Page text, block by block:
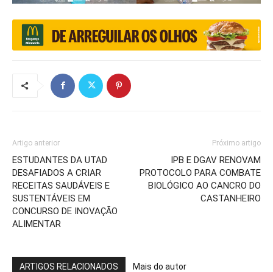
Artigo anterior
ESTUDANTES DA UTAD
DESAFIADOS A CRIAR
RECEITAS SAUDÁVEIS E
SUSTENTÁVEIS EM
CONCURSO DE INOVAÇÃO
ALIMENTAR
Próximo artigo
IPB E DGAV RENOVAM
PROTOCOLO PARA COMBATE
BIOLÓGICO AO CANCRO DO
CASTANHEIRO
ARTIGOS RELACIONADOS Mais do autor